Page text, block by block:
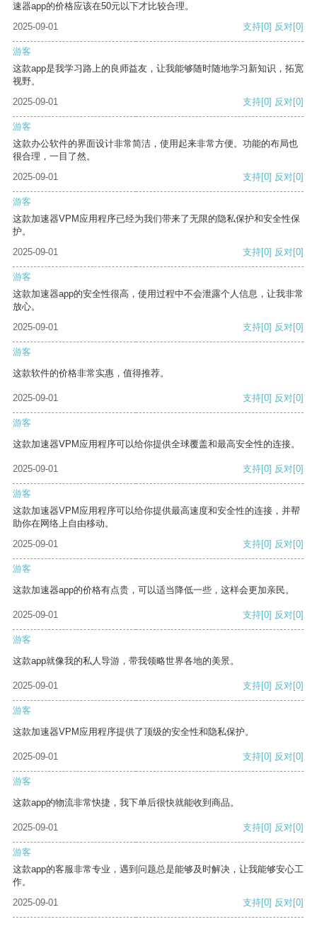
速器app的价格应该在50元以下才比较合理。
2025-09-01
支持[0] 反对[0]
游客
这款app是我学习路上的良师益友，让我能够随时随地学习新知识，拓宽
视野。
2025-09-01
支持[0] 反对[0]
游客
这款办公软件的界面设计非常简洁，使用起来非常方便。功能的布局也
很合理，一目了然。
2025-09-01
支持[0] 反对[0]
游客
这款加速器VPM应用程序已经为我们带来了无限的隐私保护和安全性保
护。
2025-09-01
支持[0] 反对[0]
游客
这款加速器app的安全性很高，使用过程中不会泄露个人信息，让我非常
放心。
2025-09-01
支持[0] 反对[0]
游客
这款软件的价格非常实惠，值得推荐。
2025-09-01 支持[0] 反对[0]
游客
这款加速器VPM应用程序可以给你提供全球覆盖和最高安全性的连接。
2025-09-01 支持[0] 反对[0]
游客
这款加速器VPM应用程序可以给你提供最高速度和安全性的连接，并帮
助你在网络上自由移动。
2025-09-01
支持[0] 反对[0]
游客
这款加速器app的价格有点贵，可以适当降低一些，这样会更加亲民。
2025-09-01 支持[0] 反对[0]
游客
这款app就像我的私人导游，带我领略世界各地的美景。
2025-09-01 支持[0] 反对[0]
游客
这款加速器VPM应用程序提供了顶级的安全性和隐私保护。
2025-09-01 支持[0] 反对[0]
游客
这款app的物流非常快捷，我下单后很快就能收到商品。
2025-09-01 支持[0] 反对[0]
游客
这款app的客服非常专业，遇到问题总是能够及时解决，让我能够安心工
作。
2025-09-01
支持[0] 反对[0]